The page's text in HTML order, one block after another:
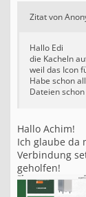
Zitat von
Hallo Edi
die Kacheln
weil das Icon
Habe schon
Dateien
Hallo Achim!
Ich glaube da
Verbindung
geholfen!